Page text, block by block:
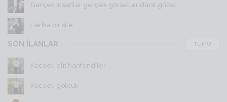
Gerçek insanlar gerçek görseller dürst güzel
Harika bir site
SON İLANLAR TÜMÜ
Kocaeli elit hanfendiler
Kocaeli golcuk